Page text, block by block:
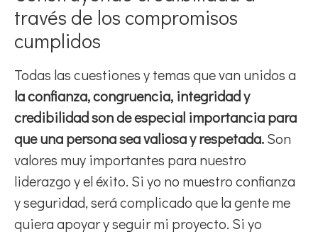
través de los compromisos
cumplidos
Todas las cuestiones y temas que van unidos a
la confianza, congruencia, integridad y
credibilidad son de especial importancia para
queuna persona sea valiosa y respetada.Son
valores muy importantes para nuestro
liderazgo y el éxito. Si yo no muestro confianza
y seguridad, será complicado que la gente me
quiera apoyar y seguir mi proyecto. Si yo